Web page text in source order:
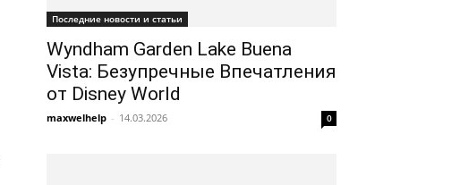
Последние новости и статьи
Wyndham Garden Lake Buena
Vista: Безупречные Впечатления
от Disney World
maxwelhelp - 14.03.2026 0